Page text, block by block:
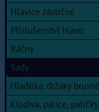
Hlavice zástrčné
Příslušenství hlavic
Ráčny
Sady
Hladítka, držáky
Kladiva, palice, paličky.